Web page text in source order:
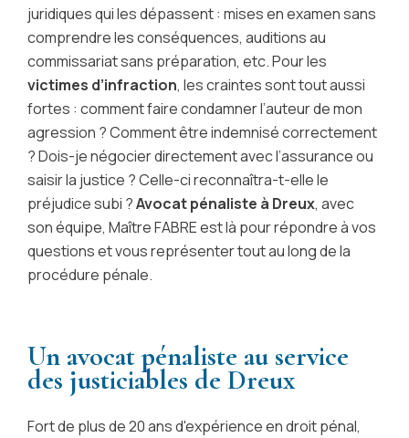
juridiques qui les dépassent : mises en examen sans
comprendre les conséquences, auditions au
commissariat sans préparation, etc. Pour les
victimes d’infraction, les craintes sont tout aussi
fortes : comment faire condamner l’auteur de mon
agression ? Comment être indemnisé correctement
? Dois-je négocier directement avec l’assurance ou
saisir la justice ? Celle-ci reconnaîtra-t-elle le
préjudice subi ?Avocat pénaliste à Dreux, avec
son équipe, Maître FABRE est là pour répondre à vos
questions et vous représenter tout au long de la
procédure pénale.
Un avocat pénaliste au service
des justiciables de Dreux
Fort de plus de 20 ans d'expérience en droit pénal,